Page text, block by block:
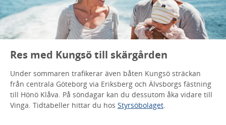
Res med Kungsö till skärgården
Under sommaren trafikerar även båten Kungsö sträckan
från centrala Göteborg via Eriksberg och Älvsborgs fästning
till Hönö Klåva. På söndagar kan du dessutom åka vidare till
Vinga. Tidtabeller hittar du hos Styrsöbolaget.